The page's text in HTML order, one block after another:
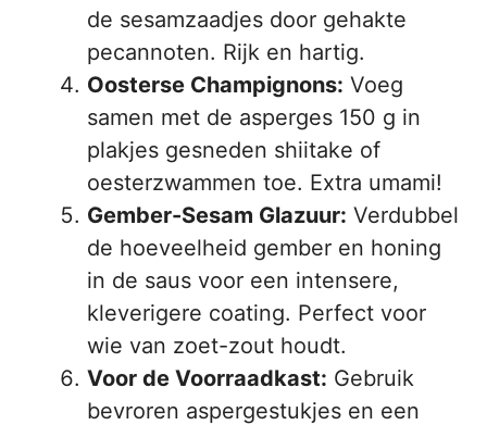
de sesamzaadjes door gehakte
pecannoten. Rijk en hartig.
Oosterse Champignons: Voeg
samen met de asperges 150 g in
plakjes gesneden shiitake of
oesterzwammen toe. Extra umami!
Gember-Sesam Glazuur: Verdubbel
de hoeveelheid gember en honing
in de saus voor een intensere,
kleverigere coating. Perfect voor
wie van zoet-zout houdt.
Voor de Voorraadkast: Gebruik
bevroren aspergestukjes en een